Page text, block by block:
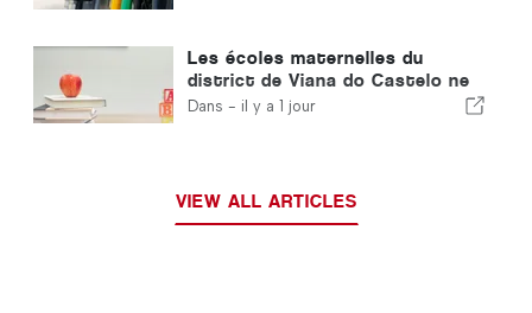
Les écoles maternelles du
district de Viana do Castelo ne
fermeront pas au Portugal
Dans - il y a 1 jour
VIEW ALL ARTICLES